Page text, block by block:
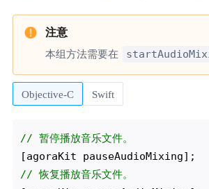
本组方法需要在
Objective-C Swift
// 暂停播放音乐文件。
// 恢复播放音乐文件。